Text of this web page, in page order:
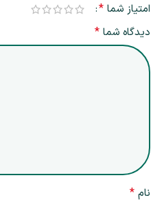
امتیاز شما *
دیدگاه شما *
نام *